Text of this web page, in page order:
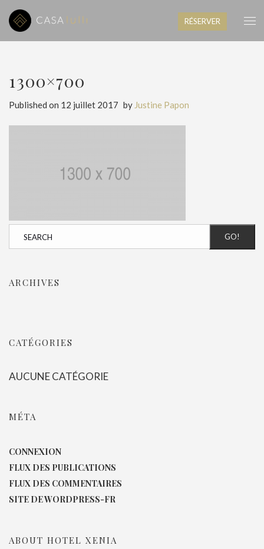
RÉSERVER
1300×700
Published on 12 juillet 2017 by Justine Papon
GO!
ARCHIVES
CATÉGORIES
AUCUNE CATÉGORIE
MÉTA
CONNEXION
FLUX DES PUBLICATIONS
FLUX DES COMMENTAIRES
SITE DE WORDPRESS-FR
ABOUT HOTEL XENIA